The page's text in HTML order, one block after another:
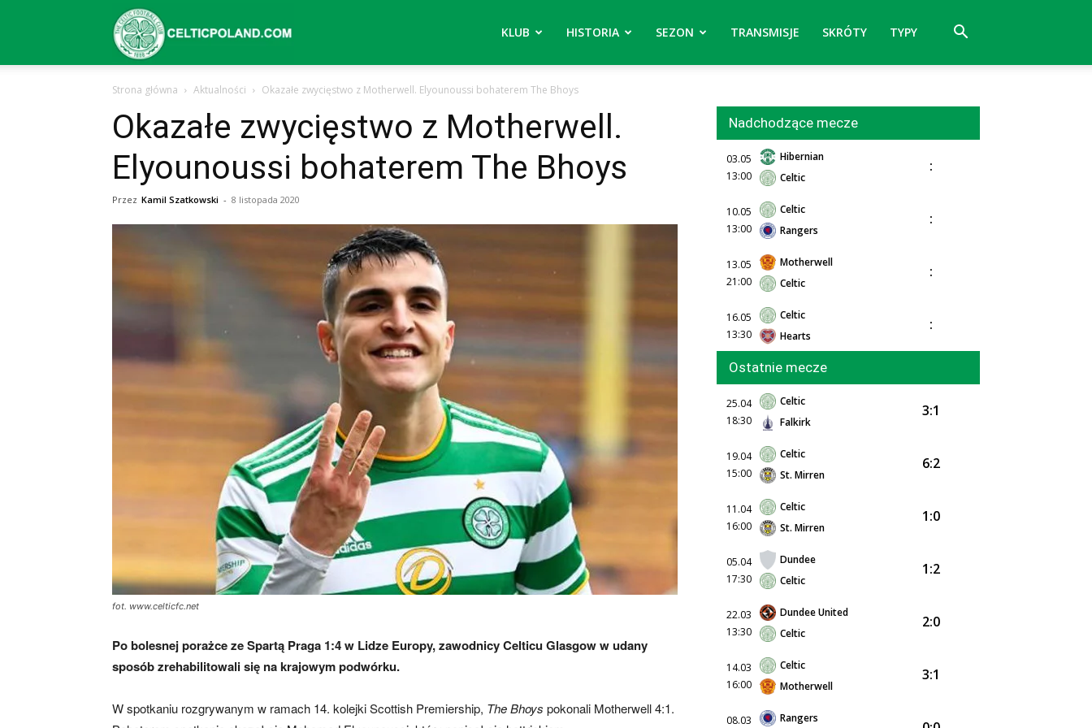
Glasgow
aktualności
(transfery,
mecze,
skład)
KLUB HISTORIA SEZON TRANSMISJE SKRÓTY TYPY
Strona główna Aktualności Okazałe zwycięstwo z Motherwell. Elyounoussi bohaterem The Bhoys
Okazałe zwycięstwo z Motherwell.
Elyounoussi bohaterem The Bhoys
Przez Kamil Szatkowski - 8 listopada 2020
fot. www.celticfc.net
Po bolesnej porażce ze Spartą Praga 1:4 w Lidze Europy, zawodnicy Celticu Glasgow w udany
sposób zrehabilitowali się na krajowym podwórku.
W spotkaniu rozgrywanym w ramach 14. kolejki Scottish Premiership, The Bhoys pokonali Motherwell 4:1.
Nadchodzące mecze
03.05
13:00
Hibernian
Celtic
:
10.05
13:00
Celtic
Rangers
:
13.05
21:00
Motherwell
Celtic
:
16.05
13:30
Celtic
Hearts
:
Ostatnie mecze
25.04
18:30
Celtic
Falkirk
3:1
19.04
15:00
Celtic
St. Mirren
6:2
11.04
16:00
Celtic
St. Mirren
1:0
05.04
17:30
Dundee
Celtic
1:2
22.03
13:30
Dundee United
Celtic
2:0
14.03
16:00
Celtic
Motherwell
3:1
08.03
Rangers